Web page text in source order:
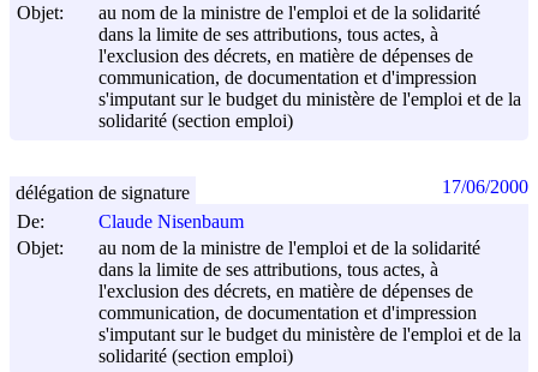
Objet:
au nom de la ministre de l'emploi et de la solidarité
dans la limite de ses attributions, tous actes, à
l'exclusion des décrets, en matière de dépenses de
communication, de documentation et d'impression
s'imputant sur le budget du ministère de l'emploi et de la
solidarité (section emploi)
De:
Claude Nisenbaum
Objet:
au nom de la ministre de l'emploi et de la solidarité
dans la limite de ses attributions, tous actes, à
l'exclusion des décrets, en matière de dépenses de
communication, de documentation et d'impression
s'imputant sur le budget du ministère de l'emploi et de la
solidarité (section emploi)
délégation de signature 17/06/2000